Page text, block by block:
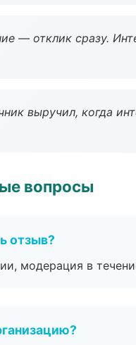
— отклик сразу.
выручил, когда
вопросы
отзыв?
модерация в